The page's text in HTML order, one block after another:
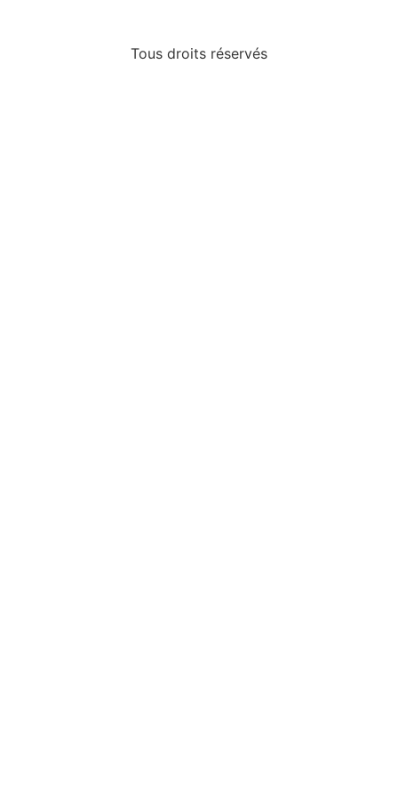
Tous droits réservés